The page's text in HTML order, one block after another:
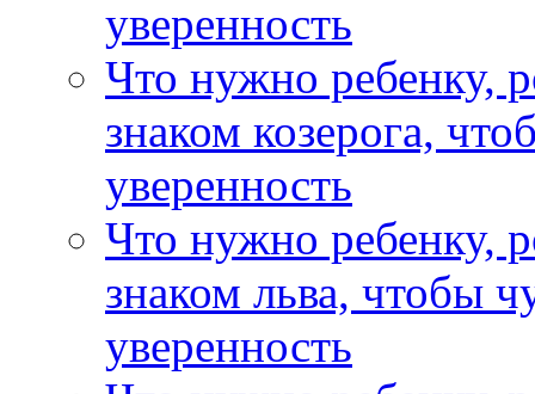
уверенность
Что нужно ребенку,
знаком козерога,
уверенность
Что нужно ребенку,
знаком льва, чтобы
уверенность